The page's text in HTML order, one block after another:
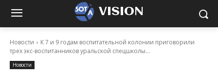
VISION
Новости
К 7 и 9 годам воспитательной колонии приговорили
трех экс-воспитанников уральской спецшколы...
Новости